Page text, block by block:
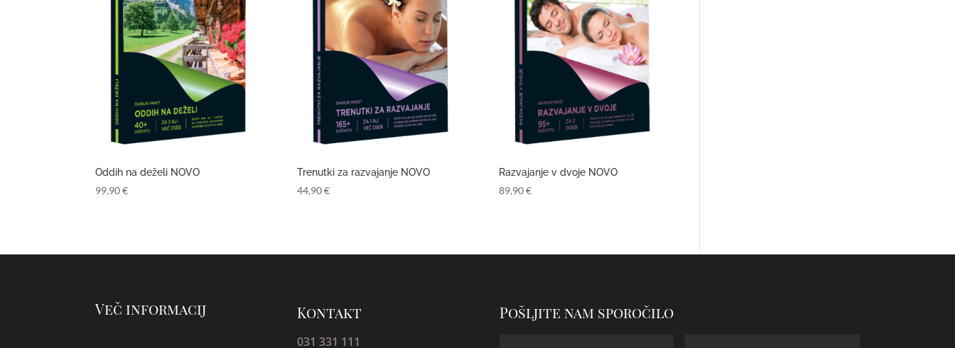
Oddih na deželi NOVO
99,90€
Trenutki za razvajanje NOVO
44,90€
Razvajanje v dvoje NOVO
89,90€
Več informacij Kontakt
031 331 111
Pošljite nam sporočilo